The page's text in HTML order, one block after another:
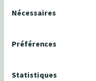
Nécessaires
Préférences
Statistiques
-25%